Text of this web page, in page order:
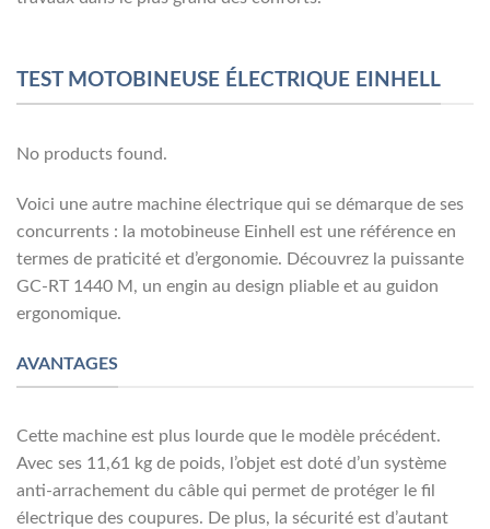
TEST MOTOBINEUSE ÉLECTRIQUE EINHELL
No products found.
Voici une autre machine électrique qui se démarque de ses
concurrents : la motobineuse Einhell est une référence en
termes de praticité et d’ergonomie. Découvrez la puissante
GC-RT 1440 M, un engin au design pliable et au guidon
ergonomique.
AVANTAGES
Cette machine est plus lourde que le modèle précédent.
Avec ses 11,61 kg de poids, l’objet est doté d’un système
anti-arrachement du câble qui permet de protéger le fil
électrique des coupures. De plus, la sécurité est d’autant